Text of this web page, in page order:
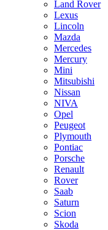
Land Rover
Lexus
Lincoln
Mazda
Mercedes
Mercury
Mini
Mitsubishi
Nissan
NIVA
Opel
Peugeot
Plymouth
Pontiac
Porsche
Renault
Rover
Saab
Saturn
Scion
Skoda